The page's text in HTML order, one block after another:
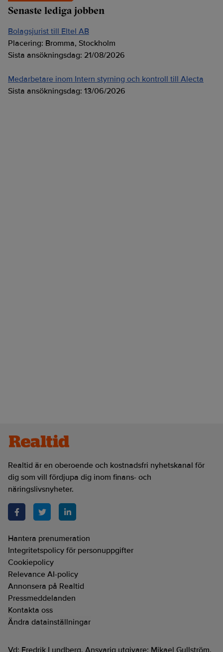
Senaste lediga jobben
Bolagsjurist till Eltel AB
Placering: Bromma, Stockholm
Sista ansökningsdag: 21/08/2026
Medarbetare inom Intern styrning och kontroll till Alecta
Sista ansökningsdag: 13/06/2026
Realtid är en oberoende och kostnadsfri nyhetskanal för
dig som vill fördjupa dig inom finans- och
näringslivsnyheter.
Hantera prenumeration
Integritetspolicy för personuppgifter
Cookiepolicy
Relevance AI-policy
Annonsera på Realtid
Pressmeddelanden
Kontakta oss
Ändra datainställningar
Vd: Fredrik Lundberg. Ansvarig utgivare: Mikael Gullström.